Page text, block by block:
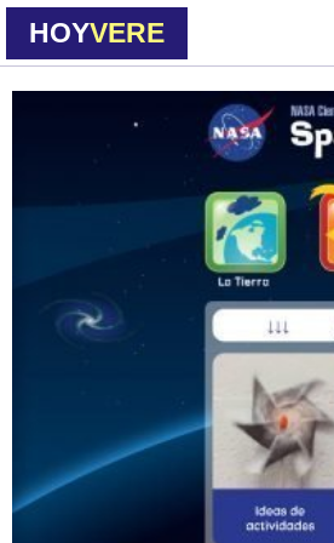
HOYVERE